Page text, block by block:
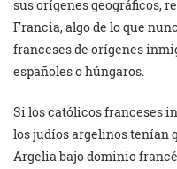
sus orígenes geográficos,
Francia, algo de lo que
franceses de orígenes
españoles o húngaros.
Si los católicos franceses
los judíos argelinos tenían
Argelia bajo dominio